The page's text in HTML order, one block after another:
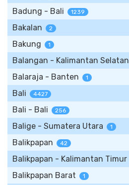
Badung - Bali 1239
Bakalan 2
Bakung 1
Balangan - Kalimantan Selatan
Balaraja - Banten 1
Bali 4427
Bali - Bali 256
Balige - Sumatera Utara 1
Balikpapan 42
Balikpapan - Kalimantan Timur
Balikpapan Barat 1